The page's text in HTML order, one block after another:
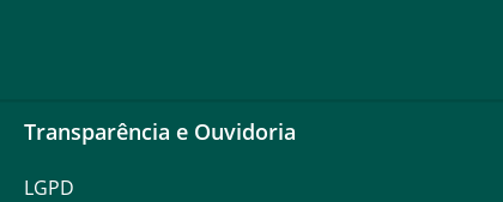
Transparência e Ouvidoria
LGPD